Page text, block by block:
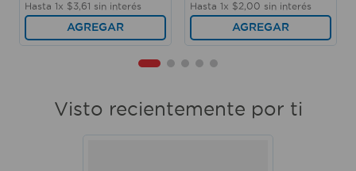
Hasta 1x $3 61 sin interés
AGREGAR
Hasta 1x $2 00 sin interés
AGREGAR
Visto recientemente por ti